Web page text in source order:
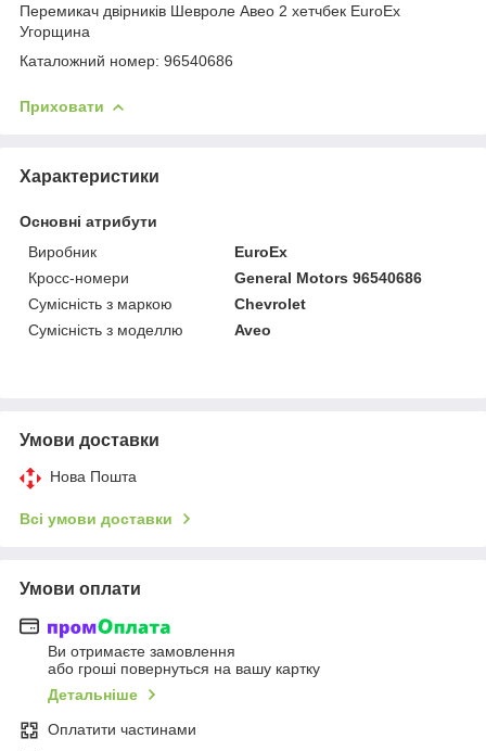
Перемикач двірників Шевроле Авео 2 хетчбек EuroEx
Угорщина
Каталожний номер: 96540686
Приховати
Характеристики
Основні атрибути
Виробник
EuroEx
Кросс-номери
General Motors 96540686
Сумісність з маркою
Chevrolet
Сумісність з моделлю
Aveo
Умови доставки
Нова Пошта
Всі умови доставки
Умови оплати
Ви отримаєте замовлення
або гроші повернуться на вашу картку
Детальніше
Оплатити частинами